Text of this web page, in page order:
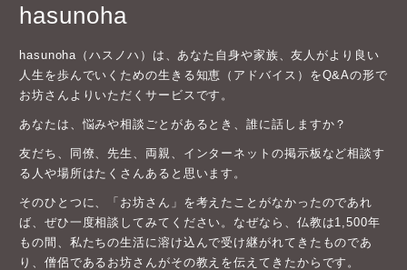
hasunoha
hasunoha（ハスノハ）は、あなた自身や家族、友人がより良い
人生を歩んでいくための生きる知恵（アドバイス）をQ&Aの形で
お坊さんよりいただくサービスです。
あなたは、悩みや相談ごとがあるとき、誰に話しますか？
友だち、同僚、先生、両親、インターネットの掲示板など相談す
る人や場所はたくさんあると思います。
そのひとつに、「お坊さん」を考えたことがなかったのであれ
ば、ぜひ一度相談してみてください。なぜなら、仏教は1,500年
もの間、私たちの生活に溶け込んで受け継がれてきたものであ
り、僧侶であるお坊さんがその教えを伝えてきたからです。